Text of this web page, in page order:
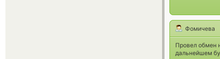
Фомичева
Провел обмен
дальнейшем